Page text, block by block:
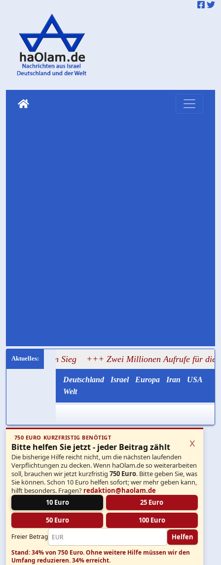
zum Sieg +++ Zwei Millionen Aufrufe für die alte Lüge
Deutschland Israel Europa Iran
USA
Welt
750 EURO KURZFRISTIG BENÖTIGT
Bitte helfen Sie jetzt - jeder Beitrag zählt
Die bisherige Hilfe reicht nicht, um die nächsten laufenden
Verpflichtungen zu decken. Wenn haOlam.de so weiterarbeiten
soll, brauchen wir jetzt kurzfristig750 Euro. Bitte geben Sie, was
Sie können. Schon 10 Euro helfen sofort; wer mehr geben kann,
hilft besonders. Fragen? redaktion@haolam.de
10 Euro
25 Euro
50 Euro 100 Euro
Freier Betrag Helfen
x
Stand: 34% von 750 Euro.Ohne weitere Hilfe müssen wir den
Umfang reduzieren.34% erreicht.